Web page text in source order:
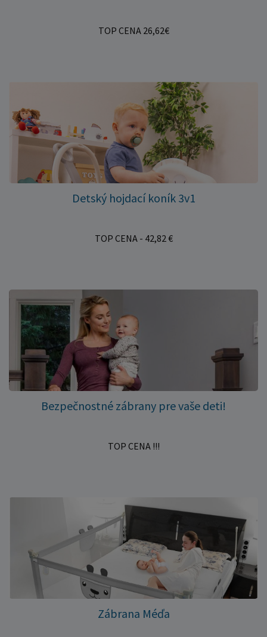
TOP CENA 26,62€
Detský hojdací koník 3v1
TOP CENA - 42,82 €
Bezpečnostné zábrany pre vaše deti!
TOP CENA !!!
Zábrana Méďa